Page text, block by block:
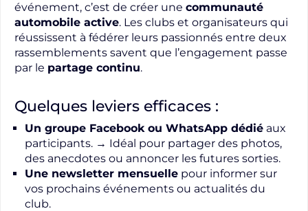
événement, c’est de créer une communauté
automobile active. Les clubs et organisateurs qui
réussissent à fédérer leurs passionnés entre deux
rassemblements savent que l’engagement passe
par le partage continu.
Quelques leviers efficaces :
Un groupe Facebookou WhatsApp dédié aux
participants. → Idéal pour partager des photos,
des anecdotes ou annoncer les futures sorties.
Une newsletter mensuelle pour informer sur
vos prochains événements ou actualités du
club.